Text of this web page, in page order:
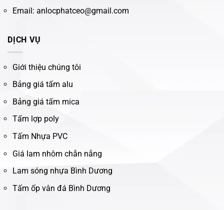
Email: anlocphatceo@gmail.com
DỊCH VỤ
Giới thiệu chúng tôi
Bảng giá tấm alu
Bảng giá tấm mica
Tấm lợp poly
Tấm Nhựa PVC
Giá lam nhôm chắn nắng
Lam sóng nhựa Bình Dương
Tấm ốp vân đá Bình Dương